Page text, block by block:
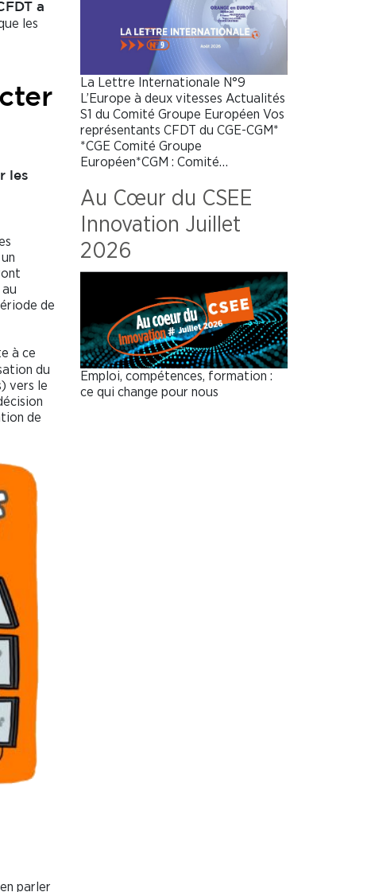
a
les
les
de
à ce
du
vers le
de
parler
La Lettre Internationale N°9
L’Europe à deux vitesses Actualités
S1 du Comité Groupe Européen Vos
représentants CFDT du CGE-CGM*
*CGE Comité Groupe
Européen*CGM : Comité…
Au Cœur du CSEE
Innovation Juillet
2026
Emploi, compétences, formation :
ce qui change pour nous